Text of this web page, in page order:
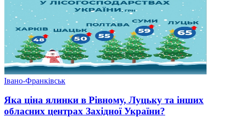
Івано-Франківськ
Яка ціна ялинки в Рівному, Луцьку та інших
обласних центрах Західної України?